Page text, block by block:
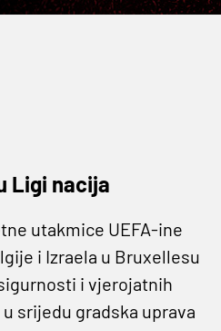
Ligi nacija
utakmice UEFA-ine
i Izraela u Bruxellesu
i vjerojatnih
srijedu gradska uprava